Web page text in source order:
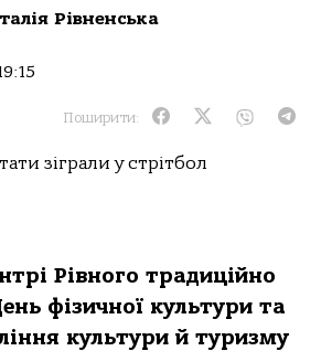
Рівненська
Поширити:
Рівного традиційно
фізичної культури та
культури й туризму